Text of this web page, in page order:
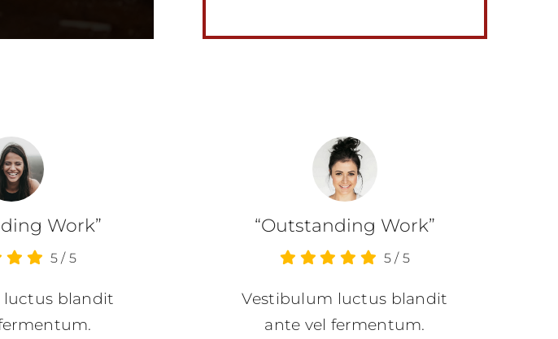
Work”
5/ 5
blandit
“Outstanding Work”
5/ 5
Vestibulum luctus blandit
ante vel fermentum.